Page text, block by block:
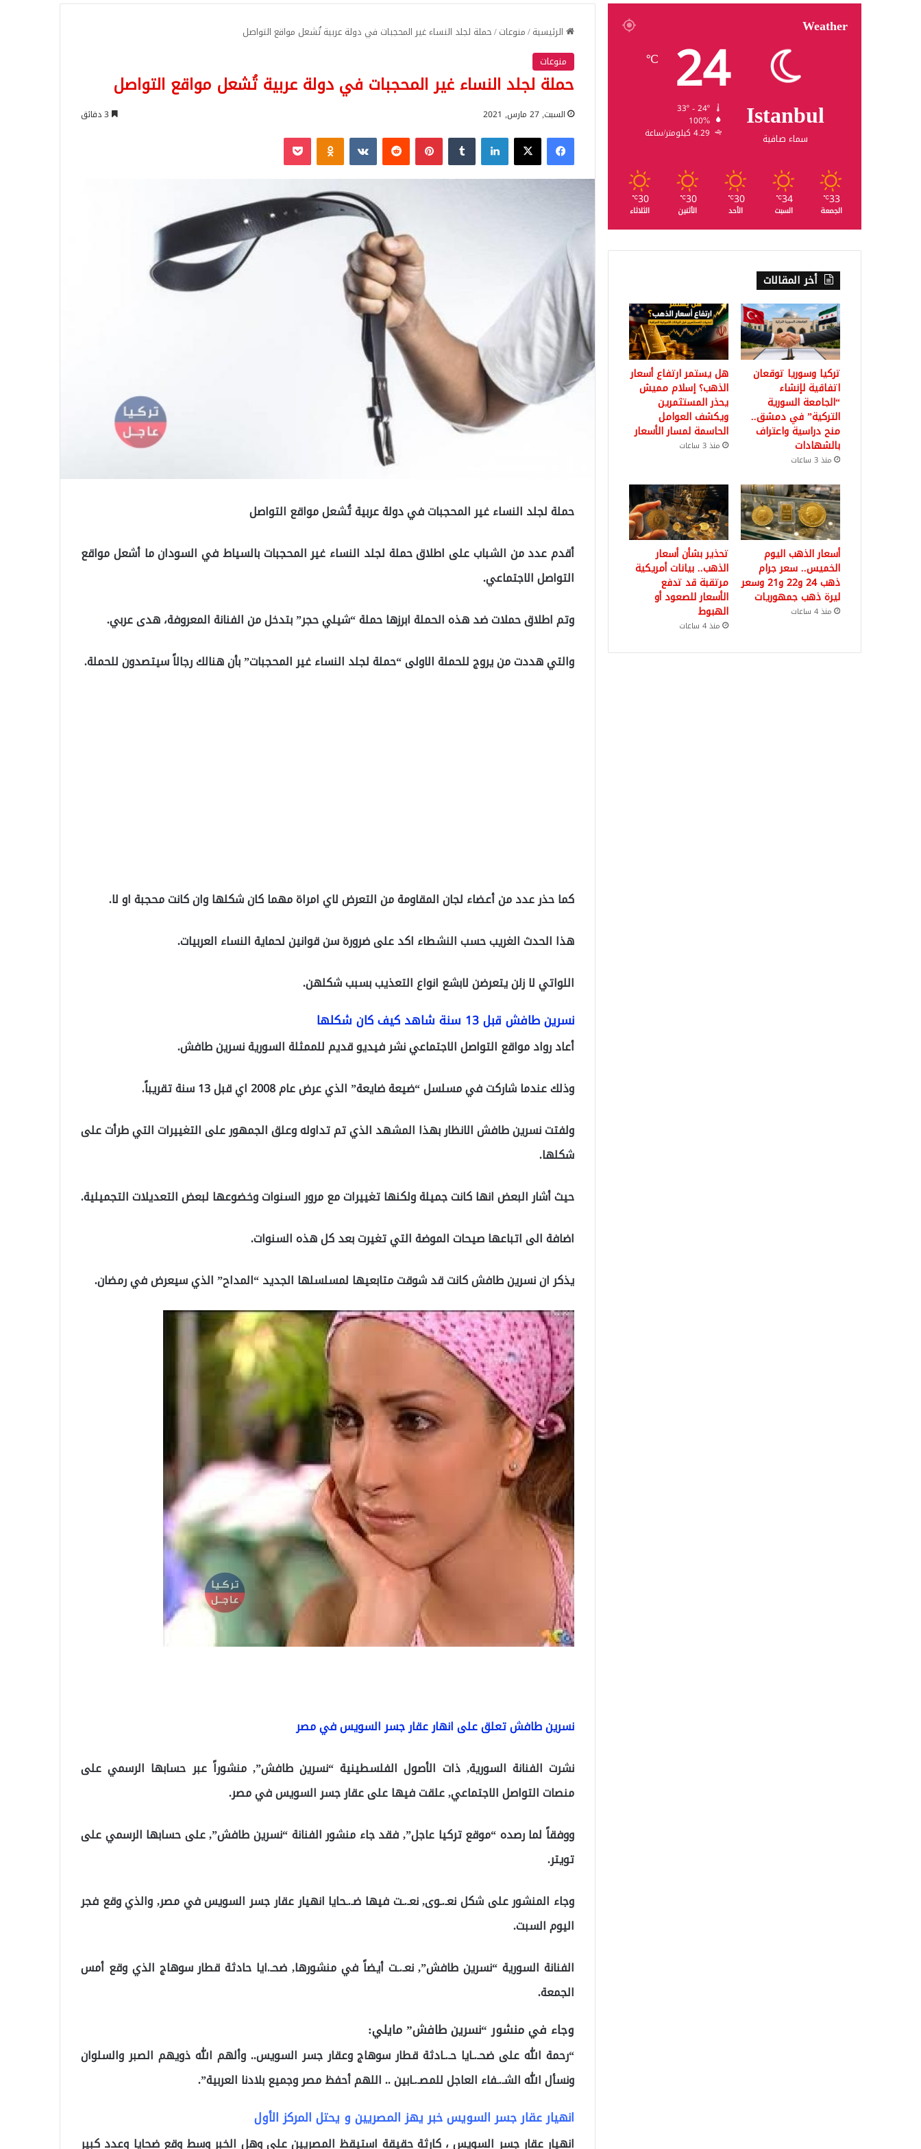
الرئيسية/منوعات/حملة لجلد النساء غير المحجبات في دولة عربية تُشعل مواقع التواصل
منوعات
حملة لجلد النساء غير المحجبات في دولة عربية تُشعل مواقع التواصل
السبت, 27 مارس, 2021
فيسبوك‫X لينكدإن بينتيريست Odnoklassniki
‫Pocket
حملة لجلد النساء غير المحجبات في دولة عربية تُشعل مواقع التواصل
أقدم عدد من الشباب على اطلاق حملة لجلد النساء غير المحجبات بالسياط في ​السودان​ ما أشعل مواقع
التواصل الاجتماعي.
وتم اطلاق حملات ضد هذه الحملة ابرزها حملة “شيلي حجر” بتدخل من الفنانة المعروفة، ​هدى عربي​.
والتي هددت من يروج للحملة الاولى “حملة لجلد النساء غير المحجبات” بأن هنالك رجالاً سيتصدون للحملة.
كما حذر عدد من أعضاء لجان المقاومة من التعرض لاي امراة مهما كان شكلها وان كانت محجبة او لا.
هذا الحدث الغريب حسب النشطاء اكد على ضرورة سن قوانين لحماية النساء العربيات.
اللواتي لا زلن يتعرضن لابشع انواع التعذيب بسبب شكلهن.
نسرين طافش قبل 13 سنة شاهد كيف كان شكلها
أعاد رواد مواقع التواصل الاجتماعي نشر فيديو قديم للممثلة السورية ​نسرين طافش​.
وذلك عندما شاركت في مسلسل “​ضيعة ضايعة​” الذي عرض عام 2008 اي قبل 13 سنة تقريباً
.
ولفتت نسرين طافش الانظار بهذا المشهد الذي تم تداوله وعلق الجمهور على التغييرات التي طرأت على
شكلها.
حيث أشار البعض انها كانت جميلة ولكنها تغييرات مع مرور السنوات وخضوعها لبعض التعديلات التجميلية.
اضافة الى اتباعها صيحات الموضة التي تغيرت بعد كل هذه السنوات.
يذكر ان نسرين طافش كانت قد شوقت متابعيها لمسلسلها الجديد “المداح” الذي سيعرض في رمضان.
نسرين طافش تعلق على انهار عقار جسر السويس في مصر
نشرت الفنانة السورية, ذات الأصول الفلسطينية “نسرين طافش”, منشوراً عبر حسابها الرسمي على
منصات التواصل الاجتماعي, علقت فيها على عقار جسر السويس في مصر.
ووفقاً لما رصده “موقع تركيا عاجل”, فقد جاء منشور الفنانة “نسرين طافش”, على حسابها الرسمي على
تويتر.
وجاء المنشور على شكل نعـ.ـوى, نعـ.ـت فيها ضـ.ـحايا انهيار عقار جسر السويس في مصر, والذي وقع فجر
اليوم السبت.
الفنانة السورية “نسرين طافش”, نعـ.ـت أيضاً في منشورها, ضحـ.ايا حادثة قطار سوهاج الذي وقع أمس
الجمعة.
وجاء في منشور “نسرين طافش” مايلي:
“‏رحمة الله على ضحـ.ـايا حـ.ـادثة ‎قطار سوهاج وعقار ‎جسر السويس.. وألهم الله ذويهم الصبر والسلوان
ونسأل الله الشـ.ـفاء العاجل للمصـ.ـابين .. اللهم أحفظ مصر وجميع بلادنا العربية”.
انهيار عقار جسر السويس خبر يهز المصريين و يحتل المركز الأول
انهيار عقار جسر السويس ، كارثة حقيقة استيقظ المصريين على وهل الخبر وسط وقع ضحايا وعدد كبير
Weather
Istanbul
سماء صافية
24
℃
100%
4.29 كيلومتر/ساعة
33
℃
الجمعة
34
℃
السبت
30
℃
الأحد
30
℃
الأثنين
30
℃
الثلاثاء
أخر المقالات
تركيا وسوريا توقعان
اتفاقية لإنشاء
“الجامعة السورية
التركية” في دمشق..
منح دراسية واعتراف
بالشهادات
منذ 3 ساعات
هل يستمر ارتفاع أسعار
الذهب؟ إسلام مميش
يحذر المستثمرين
ويكشف العوامل
الحاسمة لمسار الأسعار
منذ 3 ساعات
أسعار الذهب اليوم
الخميس.. سعر جرام
ذهب 24 و22 و21 وسعر
ليرة ذهب جمهوريات
منذ 4 ساعات
تحذير بشأن أسعار
الذهب.. بيانات أمريكية
مرتقبة قد تدفع
الأسعار للصعود أو
الهبوط
منذ 4 ساعات